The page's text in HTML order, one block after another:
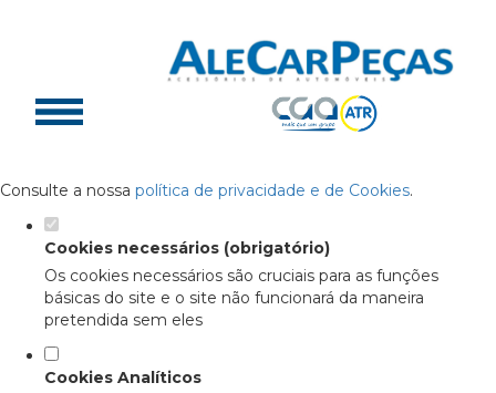
Defina as suas preferências de
cookies para este website.
Este website utiliza cookies estritamente necessários, analíticos
e funcionais, para lhe oferecer uma boa experiência de
Consulte a nossa política de privacidade e de Cookies.
Cookies necessários (obrigatório)
Os cookies necessários são cruciais para as funções
básicas do site e o site não funcionará da maneira
pretendida sem eles
Cookies Analíticos